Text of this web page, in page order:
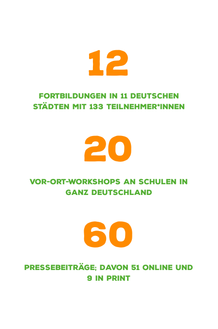
12
FORTBILDUNGEN IN 11 DEUTSCHEN
STÄDTEN MIT 133 TEILNEHMER*INNEN
20
VOR-ORT-WORKSHOPS AN SCHULEN IN
GANZ DEUTSCHLAND
60
PRESSEBEITRÄGE; DAVON 51 ONLINE UND
9 IN PRINT